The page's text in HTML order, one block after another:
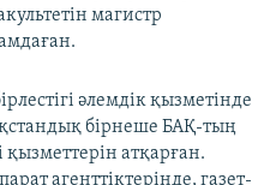
магистр
әлемдік қызметінде
бірнеше БАҚ-тың
қызметтерін атқарған.
агенттіктерінде, газет-